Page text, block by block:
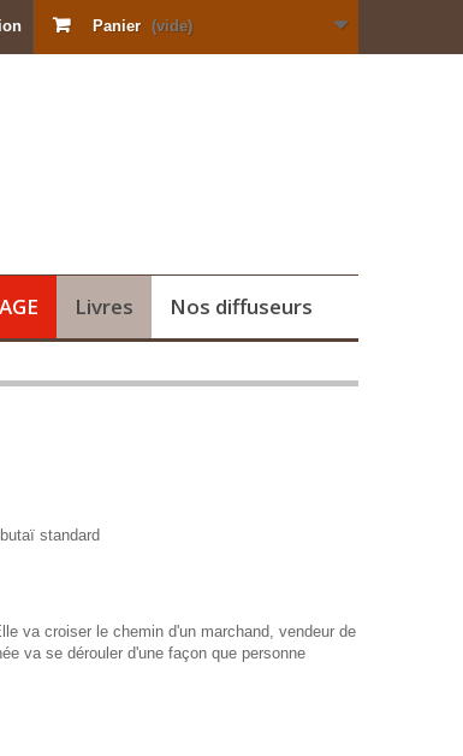
Panier (vide)
Livres Nos diffuseurs
standard
va croiser le chemin d'un marchand, vendeur de
va se dérouler d'une façon que personne